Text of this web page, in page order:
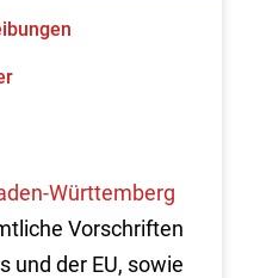
Württemberg
Vorschriften
und der EU, sowie